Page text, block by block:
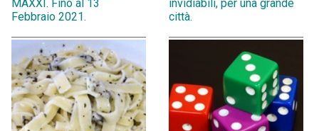
MAXXI. Fino al 13
Febbraio 2021.
invidiabili, per una grande
città.